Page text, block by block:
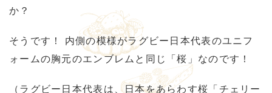
か？
そうです！ 内側の模様がラグビー日本代表のユニフ
ォームの胸元のエンブレムと同じ「桜」なのです！
（ラグビー日本代表は、日本をあらわす桜「チェリー